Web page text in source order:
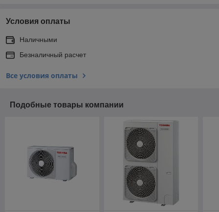
Условия оплаты
Наличными
Безналичный расчет
Все условия оплаты
Подобные товары компании